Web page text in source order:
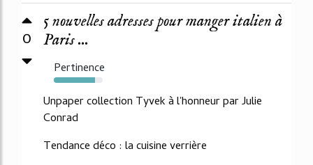
0
5 nouvelles adresses pour manger italien à
Paris ...
Pertinence
84%
Unpaper collection Tyvek à l'honneur par Julie
Conrad
Tendance déco : la cuisine verrière